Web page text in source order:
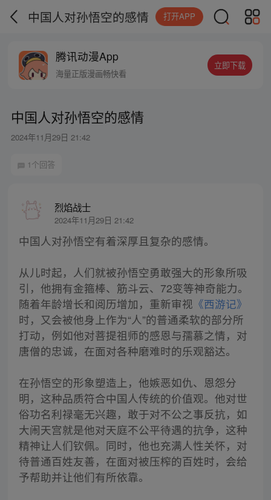
中国人对孙悟空的感情 打开APP
腾讯动漫App
海量正版漫画畅快看
立即下载
中国人对孙悟空的感情
2024年11月29日 21:42
1个回答
烈焰战士
2024年11月29日 21:42
中国人对孙悟空有着深厚且复杂的感情。
从儿时起，人们就被孙悟空勇敢强大的形象所吸
引，他拥有金箍棒、筋斗云、72变等神奇能力。
随着年龄增长和阅历增加，重新审视 《西游记》
时，又会被他身上作为“人”的普通柔软的部分所
打动，例如他对菩提祖师的感恩与孺慕之情，对
唐僧的忠诚，在面对各种磨难时的乐观豁达。
在孙悟空的形象塑造上，他嫉恶如仇、恩怨分
明，这种品质符合中国人传统的价值观。他对世
俗功名利禄毫无兴趣，敢于对不公之事反抗，如
大闹天宫就是他对天庭不公平待遇的抗争，这种
精神让人们钦佩。同时，他也充满人性关怀，对
待普通百姓友善，在面对被压榨的百姓时，会给
予帮助并让他们有所依靠。